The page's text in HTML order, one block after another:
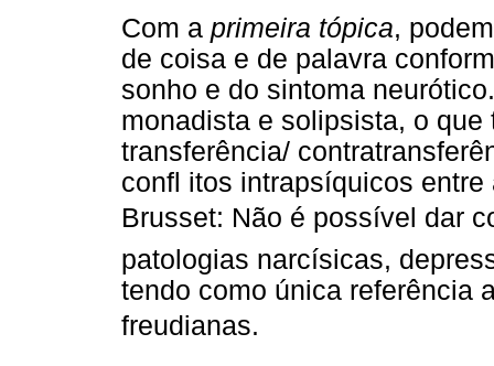
Com a primeira tópica,
de coisa e de palavra
sonho e do sintoma
monadista e solipsista, o
transferência/
confl itos intrapsíquicos
Brusset: Não é possível dar
patologias narcísicas,
tendo como única referência
freudianas.